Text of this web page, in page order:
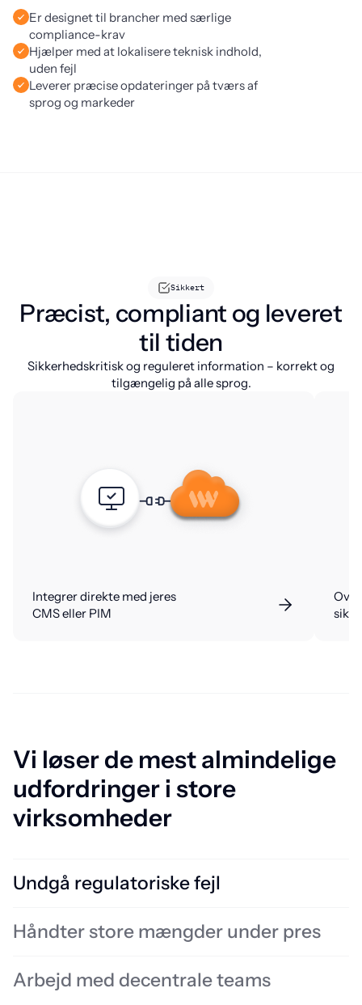
Er designet til brancher med særlige
compliance-krav
Hjælper med at lokalisere teknisk indhold,
uden fejl
Leverer præcise opdateringer på tværs af
sprog og markeder
Sikkert
Præcist, compliant og leveret
til tiden
Sikkerhedskritisk og reguleret information – korrekt og
tilgængelig på alle sprog.
Integrer direkte med jeres
CMS eller PIM
Vi løser de mest almindelige
udfordringer i store
virksomheder
Undgå regulatoriske fejl
medføre compliance-brud Vores specialister anvender godkendt
lever op til branchestandarderne – nøjagtigt og til tiden.
Udforsk vores ekspertydelser
Håndter store mængder under pres
Arbejd med decentrale teams